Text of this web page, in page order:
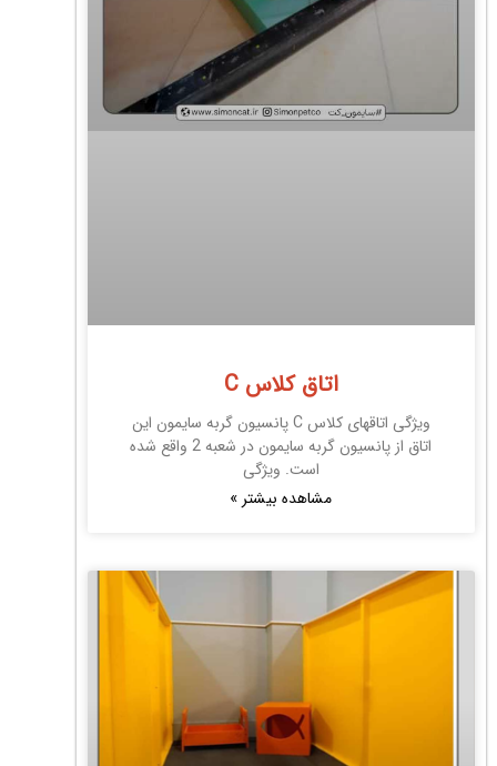
اتاق کلاس C
ویژگی اتاقهای کلاس C پانسیون گربه سایمون این
اتاق از پانسیون گربه سایمون در شعبه 2 واقع شده
است. ویژگی
مشاهده بیشتر »